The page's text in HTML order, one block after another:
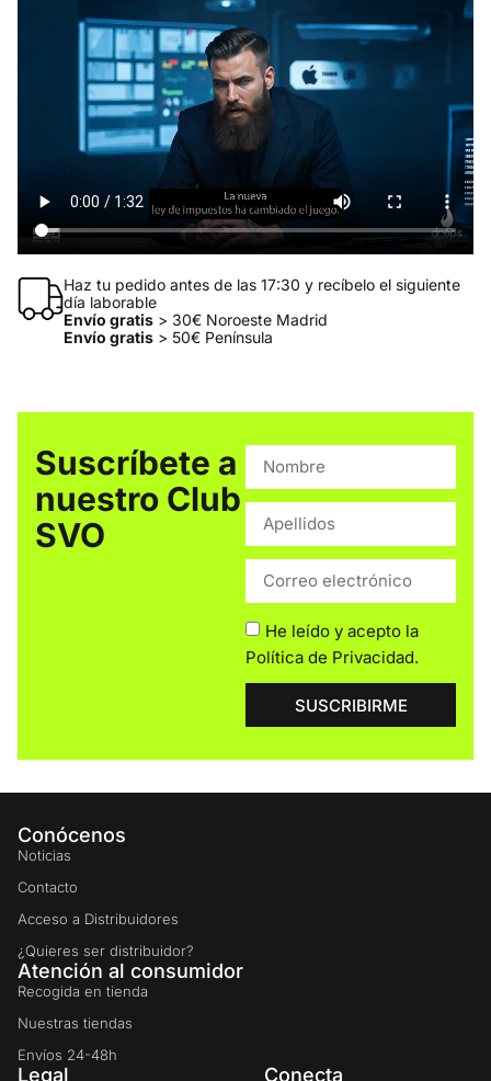
Haz tu pedido antes de las 17:30 y recíbelo el siguiente
día laborable
Envío gratis> 30€ Noroeste Madrid
Envío gratis> 50€ Península
Suscríbete a
nuestro Club
SVO
He leído y acepto la
Política de Privacidad.
SUSCRIBIRME
Conócenos
Noticias
Contacto
Acceso a Distribuidores
¿Quieres ser distribuidor?
Atención al consumidor
Recogida en tienda
Nuestras tiendas
Envíos 24-48h
Legal Conecta